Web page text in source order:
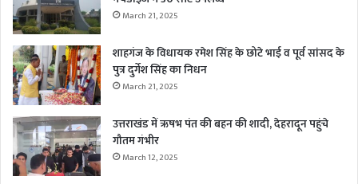
March 21, 2025
शाहगंज के विधायक रमेश सिंह के छोटे भाई व पूर्व सांसद के
पुत्र दुर्गेश सिंह का निधन
March 21, 2025
उत्तराखंड में ऋषभ पंत की बहन की शादी, देहरादून पहुंचे
गौतम गंभीर
March 12, 2025